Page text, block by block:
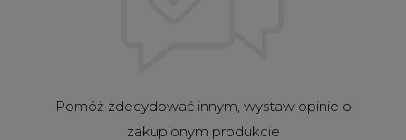
Pomóż zdecydować innym, wystaw opinie o
zakupionym produkcie